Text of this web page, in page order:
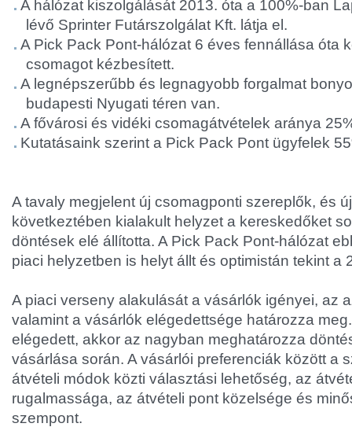
A hálózat kiszolgálását 2013. óta a 100%-ban
lévő Sprinter Futárszolgálat Kft. látja el.
A Pick Pack Pont-hálózat 6 éves fennállása óta
csomagot kézbesített.
A legnépszerűbb és legnagyobb forgalmat
budapesti Nyugati téren van.
A fővárosi és vidéki csomagátvételek aránya
Kutatásaink szerint a Pick Pack Pont ügyfelek
A tavaly megjelent új csomagponti szereplők, és
következtében kialakult helyzet a kereskedőket
döntések elé állította. A Pick Pack Pont-hálózat
piaci helyzetben is helyt állt és optimistán tekint a
A piaci verseny alakulását a vásárlók igényei, az
valamint a vásárlók elégedettsége határozza
elégedett, akkor az nagyban meghatározza
vásárlása során. A vásárlói preferenciák között a
átvételi módok közti választási lehetőség, az
rugalmassága, az átvételi pont közelsége és
szempont.